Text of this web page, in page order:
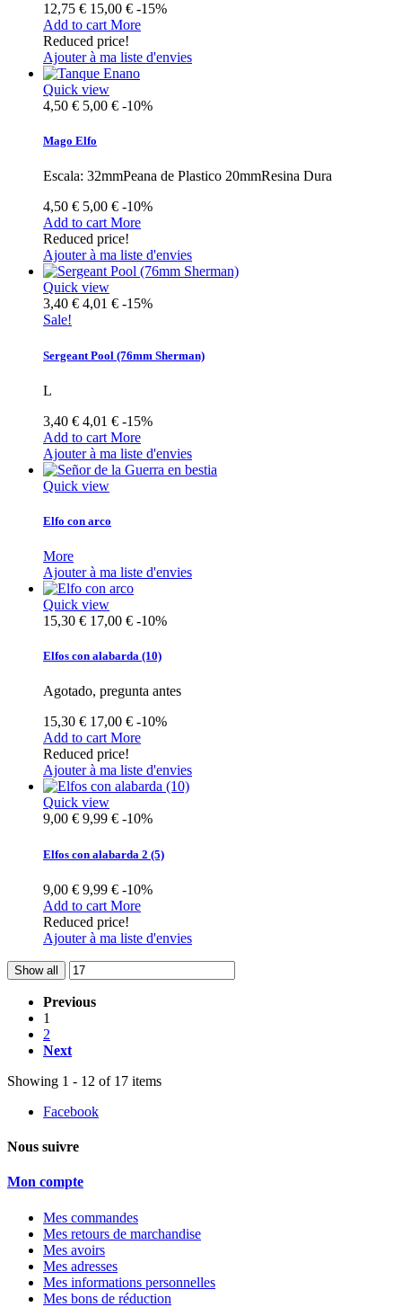
12,75 € 15,00 € -15%
Add to cart More
Reduced price!
Ajouter à ma liste d'envies
Quick view
4,50 € 5,00 € -10%
Mago Elfo
Escala: 32mmPeana de Plastico 20mmResina Dura
4,50 € 5,00 € -10%
Add to cart More
Reduced price!
Ajouter à ma liste d'envies
Quick view
3,40 € 4,01 € -15%
Sale!
Sergeant Pool (76mm Sherman)
L
3,40 € 4,01 € -15%
Add to cart More
Ajouter à ma liste d'envies
Quick view
Elfo con arco
More
Ajouter à ma liste d'envies
Quick view
15,30 € 17,00 € -10%
Elfos con alabarda (10)
Agotado, pregunta antes
15,30 € 17,00 € -10%
Add to cart More
Reduced price!
Ajouter à ma liste d'envies
Quick view
9,00 € 9,99 € -10%
Elfos con alabarda 2 (5)
9,00 € 9,99 € -10%
Add to cart More
Reduced price!
Ajouter à ma liste d'envies
Show all
Previous
1
2
Next
Showing 1 - 12 of 17 items
Facebook
Nous suivre
Mon compte
Mes commandes
Mes retours de marchandise
Mes avoirs
Mes adresses
Mes informations personnelles
Mes bons de réduction